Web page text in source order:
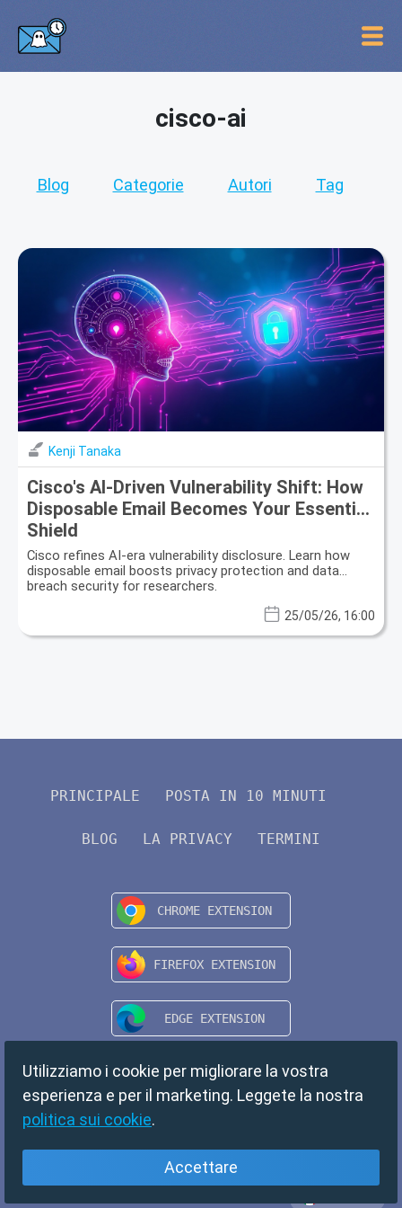
cisco-ai
Blog Categorie Autori Tag
Kenji Tanaka
Cisco's AI-Driven Vulnerability Shift: How
Disposable Email Becomes Your Essential
Shield
Cisco refines AI-era vulnerability disclosure. Learn how
disposable email boosts privacy protection and data
breach security for researchers.
25/05/26, 16:00
PRINCIPALE POSTA IN 10 MINUTI
BLOG LA PRIVACY TERMINI
Utilizziamo i cookie per migliorare la vostra
esperienza e per il marketing. Leggete la nostra
politica sui cookie.
Accettare